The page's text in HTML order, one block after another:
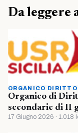
Da leggere
ORGANICO
Organico di
secondarie di II
17 Giugno 2026 · 1.018